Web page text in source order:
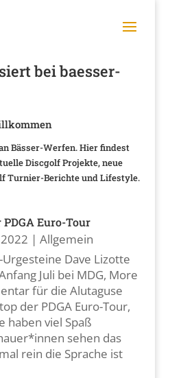
bei baesser-
Bässer-Werfen. Hier findest
Discgolf Projekte, neue
Turnier-Berichte und Lifestyle.
Euro-Tour
| Allgemein
Dave Lizotte
Juli bei MDG, More
für die Alutaguse
der PDGA Euro-Tour,
haben viel Spaß
sehen das
rein die Sprache ist